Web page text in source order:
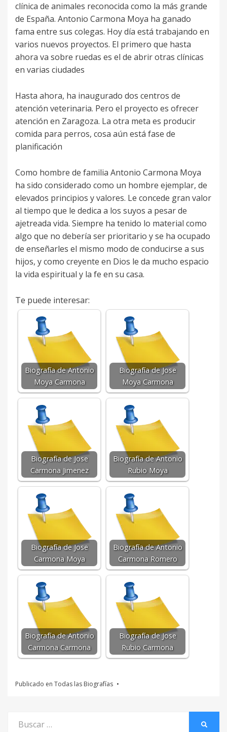
clínica de animales reconocida como la más grande
de España. Antonio Carmona Moya ha ganado
fama entre sus colegas. Hoy día está trabajando en
varios nuevos proyectos. El primero que hasta
ahora va sobre ruedas es el de abrir otras clínicas
en varias ciudades
Hasta ahora, ha inaugurado dos centros de
atención veterinaria. Pero el proyecto es ofrecer
atención en Zaragoza. La otra meta es producir
comida para perros, cosa aún está fase de
planificación
Como hombre de familia Antonio Carmona Moya
ha sido considerado como un hombre ejemplar, de
elevados principios y valores. Le concede gran valor
al tiempo que le dedica a los suyos a pesar de
ajetreada vida. Siempre ha tenido lo material como
algo que no debería ser prioritario y se ha ocupado
de enseñarles el mismo modo de conducirse a sus
hijos, y como creyente en Dios le da mucho espacio
la vida espiritual y la fe en su casa.
Te puede interesar:
Biografía de Antonio
Moya Carmona
Biografía de Jose
Moya Carmona
Biografía de Jose
Carmona Jimenez
Biografía de Antonio
Rubio Moya
Biografía de Jose
Carmona Moya
Biografía de Antonio
Carmona Romero
Biografía de Antonio
Carmona Carmona
Biografía de Jose
Rubio Carmona
Publicado en Todas las Biografías